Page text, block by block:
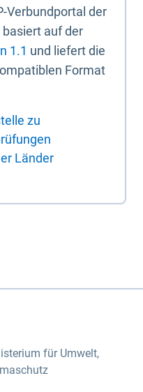
Verbundportal der
auf der
1.1 und liefert die
Format
zu
Länder
für Umwelt,